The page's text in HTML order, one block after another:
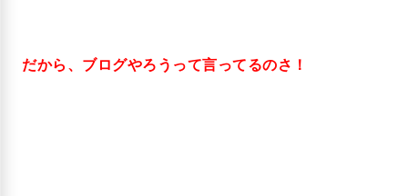
だから、ブログやろうって言ってるのさ！